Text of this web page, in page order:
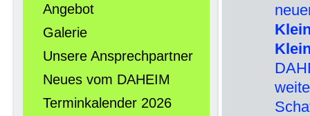
Angebot
Galerie
Unsere Ansprechpartner
Neues vom DAHEIM
Terminkalender 2026